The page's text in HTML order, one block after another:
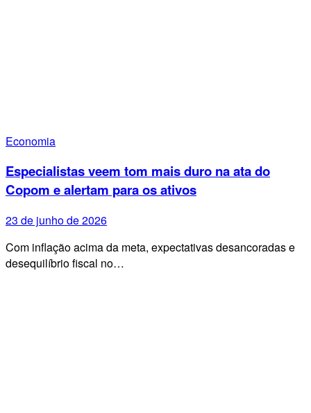
Economia
Especialistas veem tom mais duro na ata do
Copom e alertam para os ativos
23 de junho de 2026
Com inflação acima da meta, expectativas desancoradas e
desequilíbrio fiscal no…